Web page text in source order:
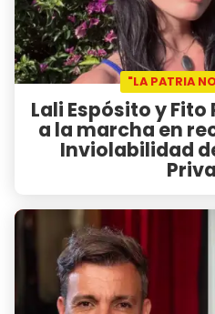
"LA PATRIA
Lali Espósito y
a la marcha en
Inviolabilidad